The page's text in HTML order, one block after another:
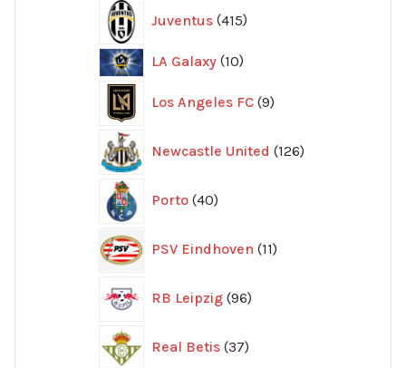
Juventus 415
produkter
LA Galaxy 1010
Los Angeles FC 9
produkter
Newcastle United 126
produkter
Porto 40
produkter
PSV Eindhoven 11
produkter
RB Leipzig 96
produkter
Real Betis 37
produkter